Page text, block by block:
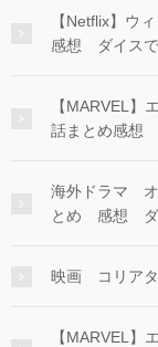
【Netflix】ウ
感想 ダイスで
【MARVEL
話まとめ感想
海外ドラマ
とめ 感想 ダ
映画 コリア
【MARVEL